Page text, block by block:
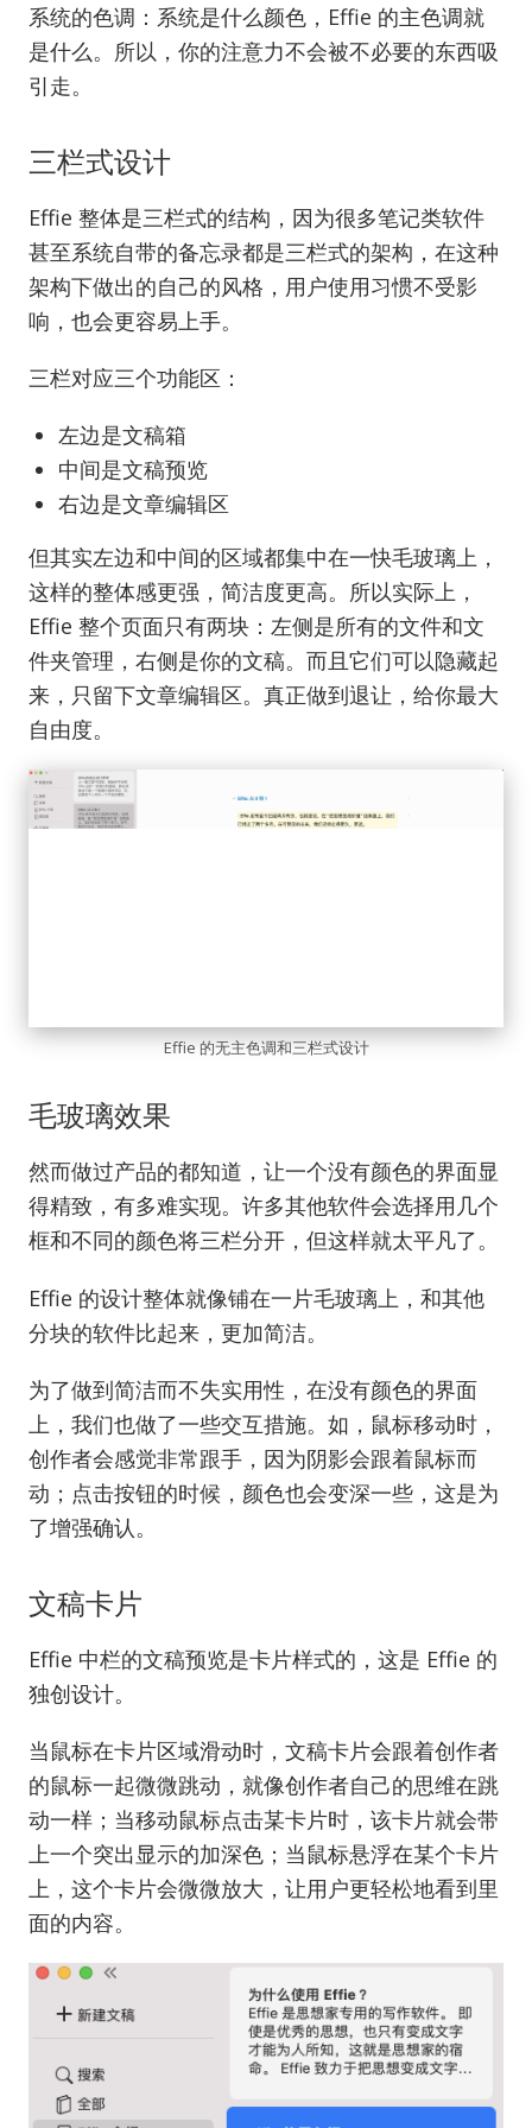
系统的色调：系统是什么颜色，Effie 的主色调就
是什么。所以，你的注意力不会被不必要的东西吸
引走。
三栏式设计
Effie 整体是三栏式的结构，因为很多笔记类软件
甚至系统自带的备忘录都是三栏式的架构，在这种
架构下做出的自己的风格，用户使用习惯不受影
响，也会更容易上手。
三栏对应三个功能区：
左边是文稿箱
中间是文稿预览
右边是文章编辑区
但其实左边和中间的区域都集中在一快毛玻璃上，
这样的整体感更强，简洁度更高。所以实际上，
Effie 整个页面只有两块：左侧是所有的文件和文
件夹管理，右侧是你的文稿。而且它们可以隐藏起
来，只留下文章编辑区。真正做到退让，给你最大
自由度。
Effie 的无主色调和三栏式设计
毛玻璃效果
然而做过产品的都知道，让一个没有颜色的界面显
得精致，有多难实现。许多其他软件会选择用几个
框和不同的颜色将三栏分开，但这样就太平凡了。
Effie 的设计整体就像铺在一片毛玻璃上，和其他
分块的软件比起来，更加简洁。
为了做到简洁而不失实用性，在没有颜色的界面
上，我们也做了一些交互措施。如，鼠标移动时，
创作者会感觉非常跟手，因为阴影会跟着鼠标而
动；点击按钮的时候，颜色也会变深一些，这是为
了增强确认。
文稿卡片
Effie 中栏的文稿预览是卡片样式的，这是 Effie 的
独创设计。
当鼠标在卡片区域滑动时，文稿卡片会跟着创作者
的鼠标一起微微跳动，就像创作者自己的思维在跳
动一样；当移动鼠标点击某卡片时，该卡片就会带
上一个突出显示的加深色；当鼠标悬浮在某个卡片
上，这个卡片会微微放大，让用户更轻松地看到里
面的内容。